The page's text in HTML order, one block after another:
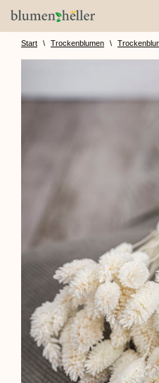
Zum
InhaltStart \ Trockenblumen \